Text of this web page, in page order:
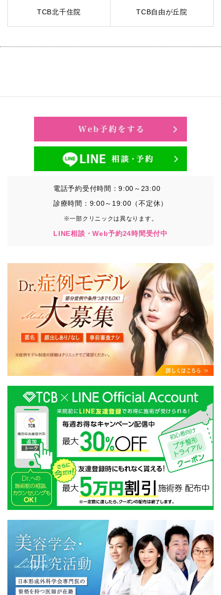
TCB北千住院 TCB自由が丘院
電話予約受付時間：9:00～23:00
診療時間：9:00～19:00（不定休）
※一部クリニックは異なります。
LINE相談・Web予約24時間受付中